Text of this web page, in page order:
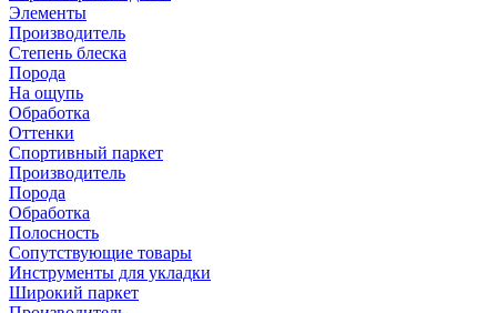
Элементы
Производитель
Степень блеска
Порода
На ощупь
Обработка
Оттенки
Спортивный паркет
Производитель
Порода
Обработка
Полосность
Сопутствующие товары
Инструменты для укладки
Широкий паркет